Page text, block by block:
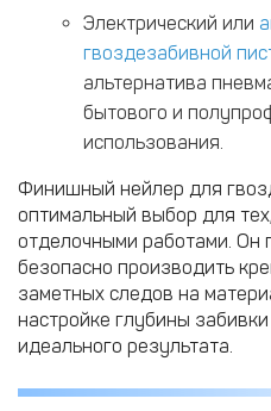
Электрический или
гвоздезабивной
альтернатива
бытового и
использования.
Финишный нейлер для
оптимальный выбор для
отделочными работами. Он
безопасно производить
заметных следов на
настройке глубины
идеального результата.